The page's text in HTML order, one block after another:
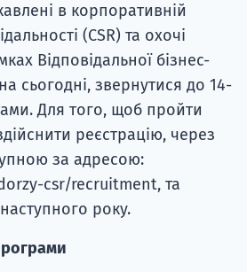
в корпоративній
(CSR) та охочі
Відповідальної бізнес-
сьогодні, звернутися до 14-
Для того, щоб пройти
реєстрацію, через
за адресою:
csr/recruitment, та
року.